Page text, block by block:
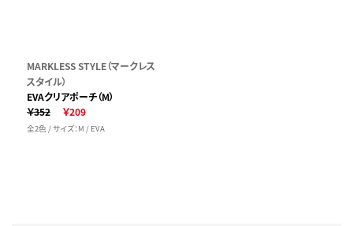
MARKLESS STYLE（マークレス
スタイル）
EVAクリアポーチ（M）
￥352
￥209
全2色 / サイズ：M / EVA